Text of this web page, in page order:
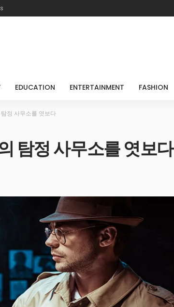
EDUCATION ENTERTAINMENT FASHION
정 사무소를 엿보다
탐정 사무소를 엿보다